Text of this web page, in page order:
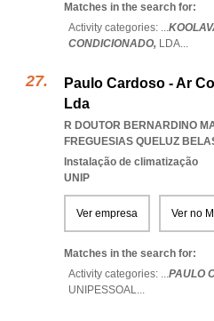
Matches in the search for:
Activity categories: ...
CONDICIONADO, LDA...
Paulo Cardoso - Ar
Lda
R DOUTOR BERNARDINO
FREGUESIAS QUELUZ
Instalação de climatização
UNIP
Ver empresa Ver no
Matches in the search for:
Activity categories: ...PAULO
UNIPESSOAL...